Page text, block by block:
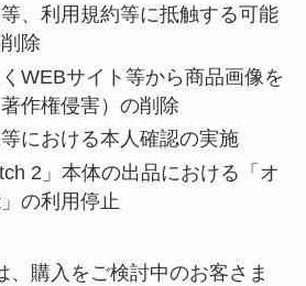
、利用規約等に抵触する可能
除
WEBサイト等から商品画像を
作権侵害）の削除
における本人確認の実施
2」本体の出品における「オ
の利用停止
、購入をご検討中のお客さま